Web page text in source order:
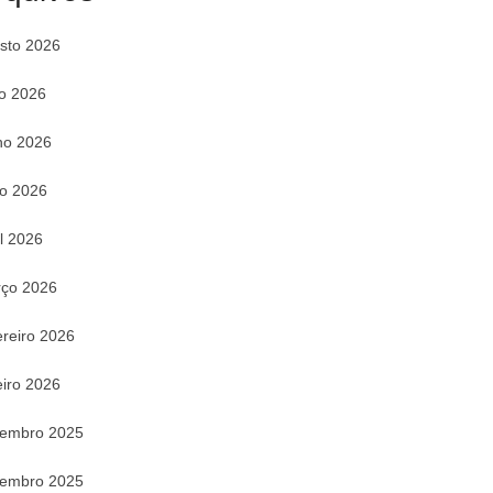
2026
2026
2026
2026
2026
2026
2026
2026
2025
2025